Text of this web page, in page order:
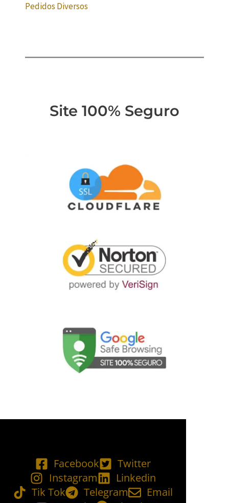
Pedidos Diversos
Site 100% Seguro
Facebook
Twitter
Instagram
Linkedin
Tik Tok
Telegram
Email